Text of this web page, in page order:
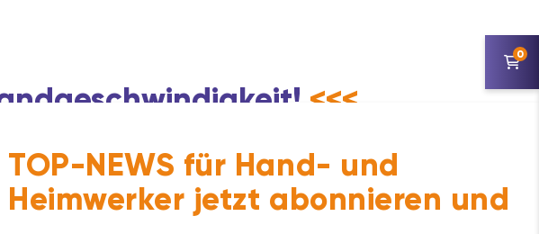
<<<
0
TOP-NEWS für Hand- und
Heimwerker jetzt abonnieren und